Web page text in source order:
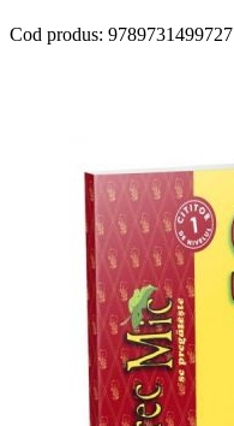
Cod produs: 9789731499727